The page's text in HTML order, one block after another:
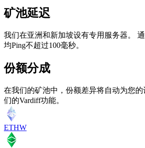
矿池延迟
我们在亚洲和新加坡设有专用服务器。
均Ping不超过100毫秒。
份额分成
在我们的矿池中，份额差异将自动为您
们的Vardiff功能。
ETHW